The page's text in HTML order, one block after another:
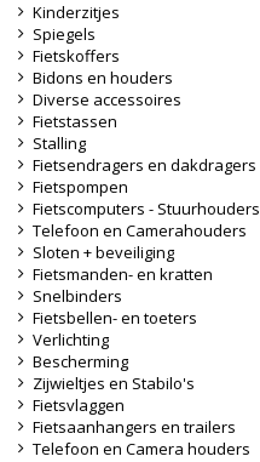
Kinderzitjes
Spiegels
Fietskoffers
Bidons en houders
Diverse accessoires
Fietstassen
Stalling
Fietsendragers en dakdragers
Fietspompen
Fietscomputers - Stuurhouders
Telefoon en Camerahouders
Sloten + beveiliging
Fietsmanden- en kratten
Snelbinders
Fietsbellen- en toeters
Verlichting
Bescherming
Zijwieltjes en Stabilo's
Fietsvlaggen
Fietsaanhangers en trailers
Telefoon en Camera houders